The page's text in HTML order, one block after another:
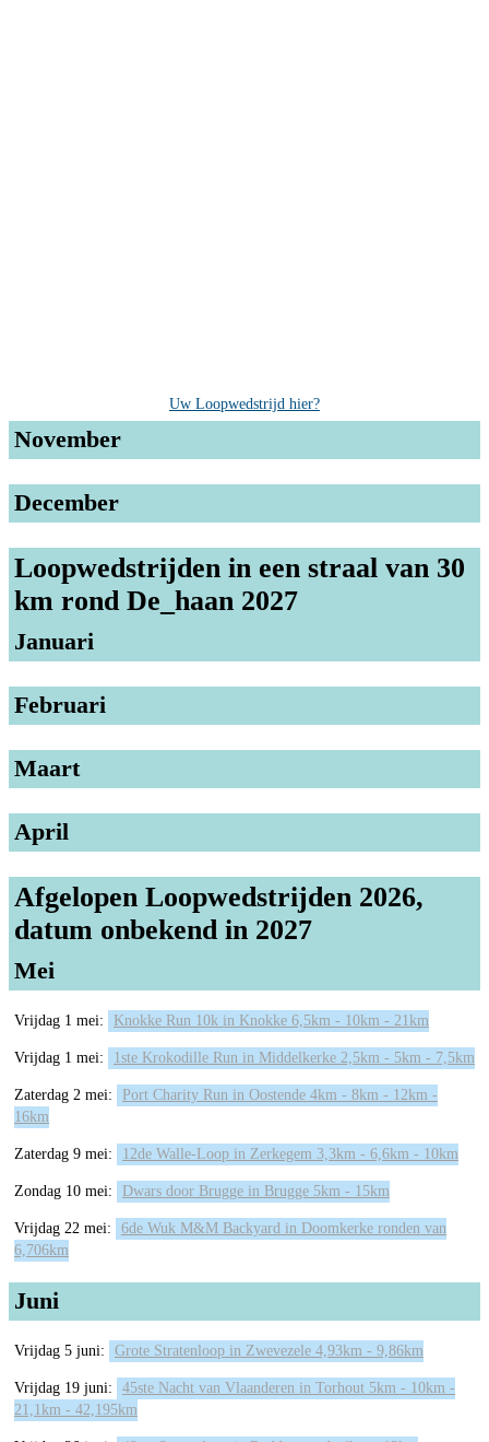
Uw Loopwedstrijd hier?
November
December
Loopwedstrijden in een straal van 30
km rond De_haan 2027
Januari
Februari
Maart
April
Afgelopen Loopwedstrijden 2026,
datum onbekend in 2027
Mei
Vrijdag 1 mei: Knokke Run 10k in Knokke 6,5km - 10km - 21km
Vrijdag 1 mei: 1ste Krokodille Run in Middelkerke 2,5km - 5km - 7,5km
Zaterdag 2 mei:
Port Charity Run in Oostende 4km - 8km - 12km -
16km
Zaterdag 9 mei: 12de Walle-Loop in Zerkegem 3,3km - 6,6km - 10km
Zondag 10 mei: Dwars door Brugge in Brugge 5km - 15km
Vrijdag 22 mei:
6de Wuk M&M Backyard in Doomkerke ronden van
6,706km
Juni
Vrijdag 5 juni: Grote Stratenloop in Zwevezele 4,93km - 9,86km
Vrijdag 19 juni:
45ste Nacht van Vlaanderen in Torhout 5km - 10km -
21,1km - 42,195km